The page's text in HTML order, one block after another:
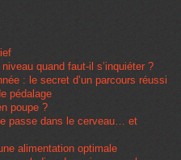
quand faut-il s’inquiéter ?
: le secret d’un parcours réussi
pédalage
poupe ?
passe dans le cerveau… et
alimentation optimale